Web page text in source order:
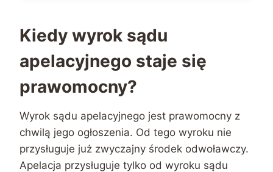
Kiedy wyrok sądu
apelacyjnego staje się
prawomocny?
Wyrok sądu apelacyjnego jest prawomocny z
chwilą jego ogłoszenia. Od tego wyroku nie
przysługuje już zwyczajny środek odwoławczy.
Apelacja przysługuje tylko od wyroku sądu